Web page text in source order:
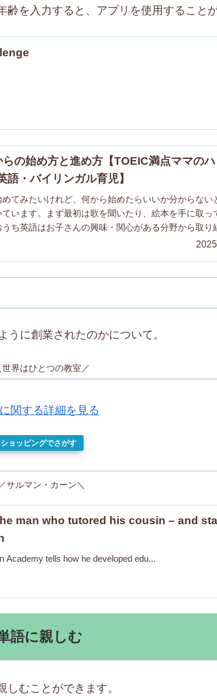
を入力すると、アプリを使用することが
の始め方と進め方【TOEIC満点ママの
語・バイリンガル育児】
てみたいけれど、何から始めたらいいか分からない
います。まず最初は歌を聞いたり、絵本を手に取っ
うち英語はお子さんの興味・関心がある分野から取り
大きなメリットだと思います。ぜひ楽しんでください
に創業されたのかについて。
世界はひとつの教室／
関する詳細を見る
ョッピングでさがす
／サルマン・カーン＼
man who tutored his cousin – and
Academy tells how he developed edu...
語に親しむ
むことができます。